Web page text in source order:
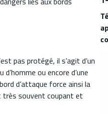
pas protégé, il s’agit d’un
ou encore d’une
d’attaque force ainsi la
très souvent coupant et